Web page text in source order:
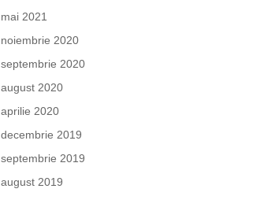
mai 2021
noiembrie 2020
septembrie 2020
august 2020
aprilie 2020
decembrie 2019
septembrie 2019
august 2019